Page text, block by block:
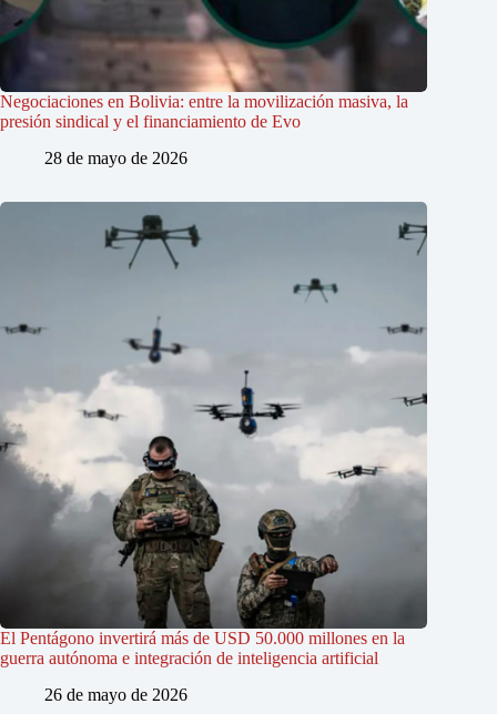
Negociaciones en Bolivia: entre la movilización masiva, la
presión sindical y el financiamiento de Evo
28 de mayo de 2026
El Pentágono invertirá más de USD 50.000 millones en la
guerra autónoma e integración de inteligencia artificial
26 de mayo de 2026